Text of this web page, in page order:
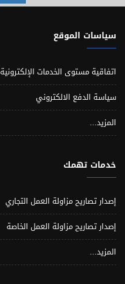
سياسات الموقع
اتفاقية مستوى الخدمات الإلكترونية
سياسة الدفع الالكتروني
المزيد...
خدمات تهمك
إصدار تصاريح مزاولة العمل التجاري
إصدار تصاريح مزاولة العمل الخاصة
المزيد...